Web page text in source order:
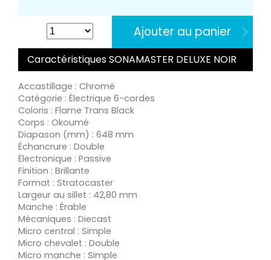
Ajouter au panier
Caractéristiques SONAMASTER DELUXE NOIR
Accastillage : Chromé
Catégorie : Électrique 6-cordes
Coloris : Flame Trans Black
Corps : Okoumé
Diapason (mm) : 648 mm
Échancrure : Double
Électronique : Passive
Finition : Brillante
Format : Stratocaster
Largeur au sillet : 42,80 mm
Manche : Érable
Mécaniques : Diecast
Micro central : Simple
Micro chevalet : Double
Micro manche : Simple